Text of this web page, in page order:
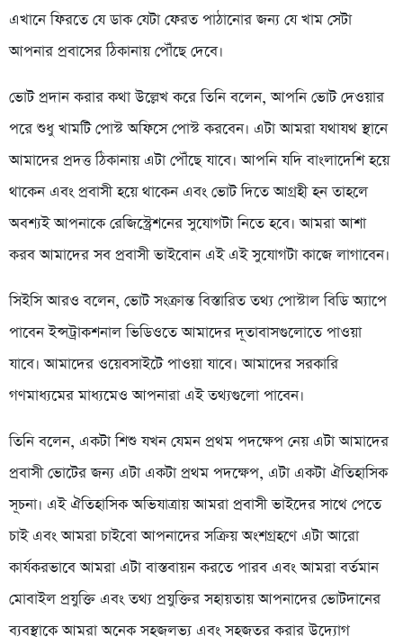
এখানে ফিরতে যে ডাক যেটা ফেরত পাঠানোর জন্য যে খাম সেটা
আপনার প্রবাসের ঠিকানায় পৌঁছে দেবে।
ভোট প্রদান করার কথা উল্লেখ করে তিনি বলেন, আপনি ভোট দেওয়ার
পরে শুধু খামটি পোস্ট অফিসে পোস্ট করবেন। এটা আমরা যথাযথ স্থানে
আমাদের প্রদত্ত ঠিকানায় এটা পৌঁছে যাবে। আপনি যদি বাংলাদেশি হয়ে
থাকেন এবং প্রবাসী হয়ে থাকেন এবং ভোট দিতে আগ্রহী হন তাহলে
অবশ্যই আপনাকে রেজিস্ট্রেশনের সুযোগটা নিতে হবে। আমরা আশা
করব আমাদের সব প্রবাসী ভাইবোন এই এই সুযোগটা কাজে লাগাবেন।
সিইসি আরও বলেন, ভোট সংক্রান্ত বিস্তারিত তথ্য পোস্টাল বিডি অ্যাপে
পাবেন ইন্সট্রাকশনাল ভিডিওতে আমাদের দূতাবাসগুলোতে পাওয়া
যাবে। আমাদের ওয়েবসাইটে পাওয়া যাবে। আমাদের সরকারি
গণমাধ্যমের মাধ্যমেও আপনারা এই তথ্যগুলো পাবেন।
তিনি বলেন, একটা শিশু যখন যেমন প্রথম পদক্ষেপ নেয় এটা আমাদের
প্রবাসী ভোটের জন্য এটা একটা প্রথম পদক্ষেপ, এটা একটা ঐতিহাসিক
সূচনা। এই ঐতিহাসিক অভিযাত্রায় আমরা প্রবাসী ভাইদের সাথে পেতে
চাই এবং আমরা চাইবো আপনাদের সক্রিয় অংশগ্রহণে এটা আরো
কার্যকরভাবে আমরা এটা বাস্তবায়ন করতে পারব এবং আমরা বর্তমান
মোবাইল প্রযুক্তি এবং তথ্য প্রযুক্তির সহায়তায় আপনাদের ভোটদানের
ব্যবস্থাকে আমরা অনেক সহজলভ্য এবং সহজতর করার উদ্যোগ